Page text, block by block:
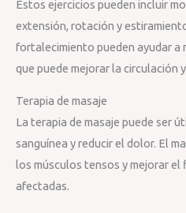
Estos ejercicios pueden incluir
extensión, rotación y
fortalecimiento pueden ayudar a
que puede mejorar la circulación
Terapia de masaje
La terapia de masaje puede ser
sanguínea y reducir el dolor. El
los músculos tensos y mejorar el
afectadas.